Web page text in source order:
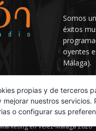
Somos
éxitos
oyentes
Málaga).
en Vélez-Málaga 2026
propias y de terceros
mejorar nuestros
o configurar sus